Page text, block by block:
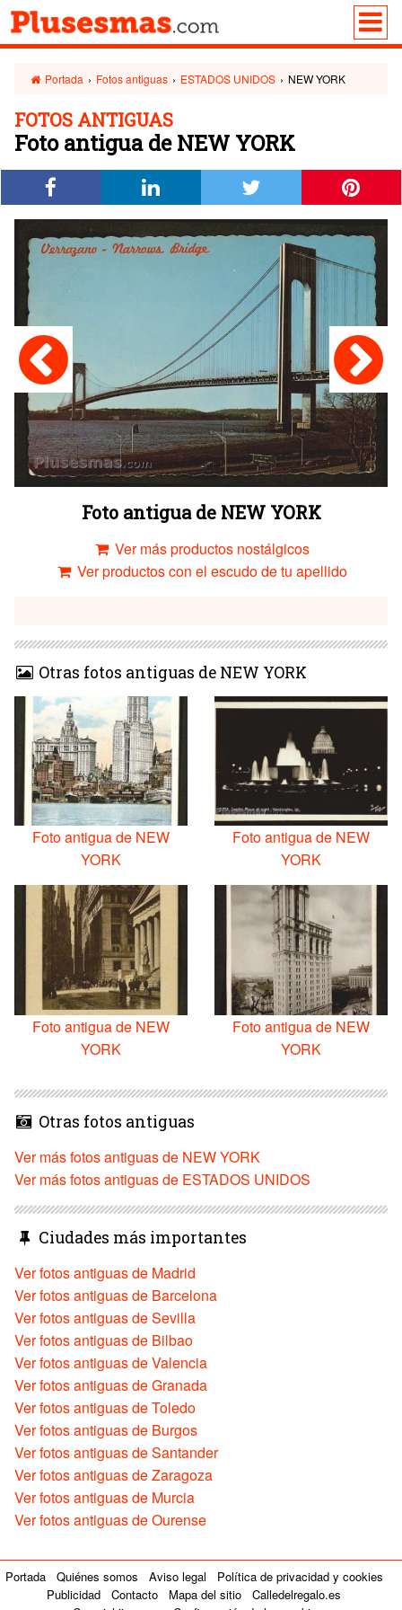
Portada › Fotos antiguas › ESTADOS UNIDOS › NEW YORK
FOTOS ANTIGUAS
Foto antigua de NEW YORK
Foto antigua de NEW YORK
Ver más productos nostálgicos
Ver productos con el escudo de tu apellido
Otras fotos antiguas de NEW YORK
Foto antigua de NEW
YORK
Foto antigua de NEW
YORK
Foto antigua de NEW
YORK
Foto antigua de NEW
YORK
Otras fotos antiguas
Ver más fotos antiguas de NEW YORK
Ver más fotos antiguas de ESTADOS UNIDOS
Ciudades más importantes
Ver fotos antiguas de Madrid
Ver fotos antiguas de Barcelona
Ver fotos antiguas de Sevilla
Ver fotos antiguas de Bilbao
Ver fotos antiguas de Valencia
Ver fotos antiguas de Granada
Ver fotos antiguas de Toledo
Ver fotos antiguas de Burgos
Ver fotos antiguas de Santander
Ver fotos antiguas de Zaragoza
Ver fotos antiguas de Murcia
Ver fotos antiguas de Ourense
Portada Quiénes somos Aviso legal
Política de privacidad y cookies
Publicidad
Contacto Mapa del sitio
Calledelregalo.es